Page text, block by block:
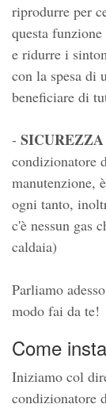
riprodurre per
questa
e ridurre i
con la spesa di
beneficiare di
-
condizionatore
manutenzione,
ogni tanto,
c'è nessun gas
caldaia)
Parliamo
modo fai da te!
Come
Iniziamo col
condizionatore